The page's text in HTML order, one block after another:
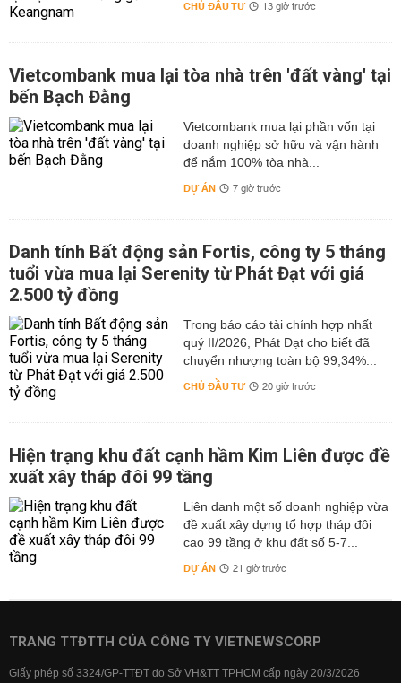
CHỦ ĐẦU TƯ 13 giờ trước
Vietcombank mua lại tòa nhà trên 'đất vàng' tại
bến Bạch Đằng
Vietcombank mua lại phần vốn tại
doanh nghiệp sở hữu và vận hành
để nắm 100% tòa nhà...
DỰ ÁN 7 giờ trước
Danh tính Bất động sản Fortis, công ty 5 tháng
tuổi vừa mua lại Serenity từ Phát Đạt với giá
2.500 tỷ đồng
Trong báo cáo tài chính hợp nhất
quý II/2026, Phát Đạt cho biết đã
chuyển nhượng toàn bộ 99,34%...
CHỦ ĐẦU TƯ 20 giờ trước
Hiện trạng khu đất cạnh hầm Kim Liên được đề
xuất xây tháp đôi 99 tầng
Liên danh một số doanh nghiệp vừa
đề xuất xây dựng tổ hợp tháp đôi
cao 99 tầng ở khu đất số 5-7...
DỰ ÁN 21 giờ trước
TRANG TTĐTTH CỦA CÔNG TY VIETNEWSCORP
Giấy phép số 3324/GP-TTĐT do Sở VH&TT TPHCM cấp ngày 20/3/2026